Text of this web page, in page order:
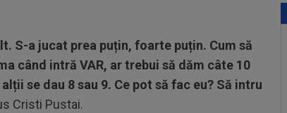
S-a jucat prea puțin, foarte puțin. Cum să
când intră VAR, ar trebui să dăm câte 10
se dau 8 sau 9. Ce pot să fac eu? Să intru
Cristi Pustai.